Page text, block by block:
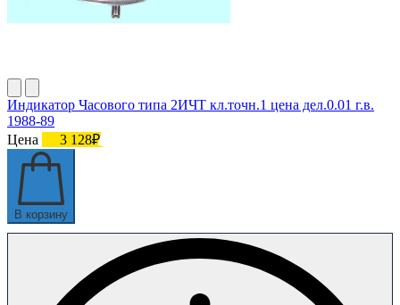
Индикатор Часового типа 2ИЧТ кл.точн.1 цена дел.0.01 г.в.
1988-89
Цена
3 128₽
В корзину